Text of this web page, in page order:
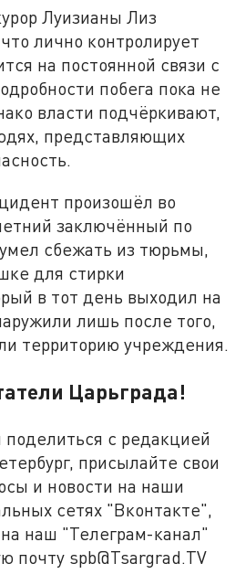
Луизианы Лиз
лично контролирует
на постоянной связи с
побега пока не
власти подчёркивают,
представляющих
произошёл во
заключённый по
сбежать из тюрьмы,
для стирки
в тот день выходил на
лишь после того,
территорию учреждения.
Царьграда!
с редакцией
присылайте свои
и новости на наши
сетях "Вконтакте",
наш "Телеграм-канал"
почту spb@Tsargrad.TV